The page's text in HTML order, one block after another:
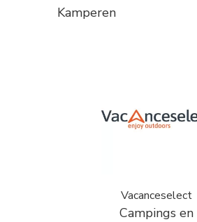
Kamperen
Vacanceselect
Campings en